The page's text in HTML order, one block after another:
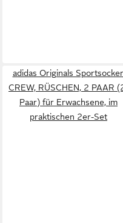
adidas Originals
CREW, RÜSCHEN, 2 PAAR
Paar) für Erwachsene, im
praktischen 2er-Set